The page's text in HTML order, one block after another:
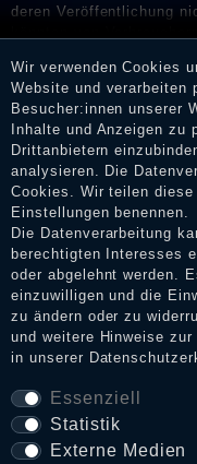
deren Veröffentlichung
Erhalt einer
Bewertungen verifizieren
Shop informieren.
Impressum
AGB
Widerrufs­recht
Wir verwenden Cookies
Website und verarbeiten
Besucher:innen unserer
Inhalte und Anzeigen zu
Drittanbietern
analysieren. Die
Cookies. Wir teilen
Einstellungen benennen.
Die Datenverarbeitung
berechtigten Interesses
oder abgelehnt werden.
einzuwilligen und die
zu ändern oder zu
und weitere Hinweise zur
in unserer
Essenziell
Statistik
Externe Medien